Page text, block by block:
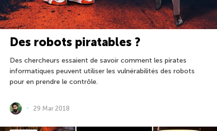
Des robots piratables ?
Des chercheurs essaient de savoir comment les pirates
informatiques peuvent utiliser les vulnérabilités des robots
pour en prendre le contrôle.
29 Mar 2018